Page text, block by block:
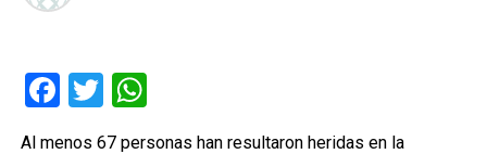
Facebook
TwitterWhatsApp
Al menos 67 personas han resultaron heridas en la